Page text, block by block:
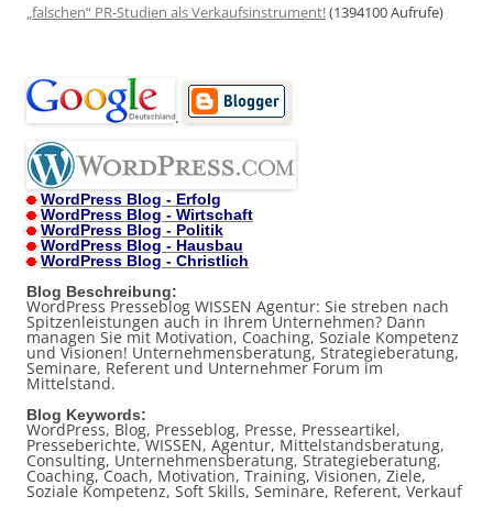
„falschen“ PR-Studien als Verkaufsinstrument!(1394100 Aufrufe)
.
WordPress Blog - Erfolg
WordPress Blog - Wirtschaft
WordPress Blog - Politik
WordPress Blog - Hausbau
WordPress Blog - Christlich
Blog Beschreibung:
WordPress Presseblog WISSEN Agentur: Sie streben nach
Spitzenleistungen auch in Ihrem Unternehmen? Dann
managen Sie mit Motivation, Coaching, Soziale Kompetenz
und Visionen! Unternehmensberatung, Strategieberatung,
Seminare, Referent und Unternehmer Forum im
Mittelstand.
Blog Keywords:
WordPress, Blog, Presseblog, Presse, Presseartikel,
Presseberichte, WISSEN, Agentur, Mittelstandsberatung,
Consulting, Unternehmensberatung, Strategieberatung,
Coaching, Coach, Motivation, Training, Visionen, Ziele,
Soziale Kompetenz, Soft Skills, Seminare, Referent, Verkauf